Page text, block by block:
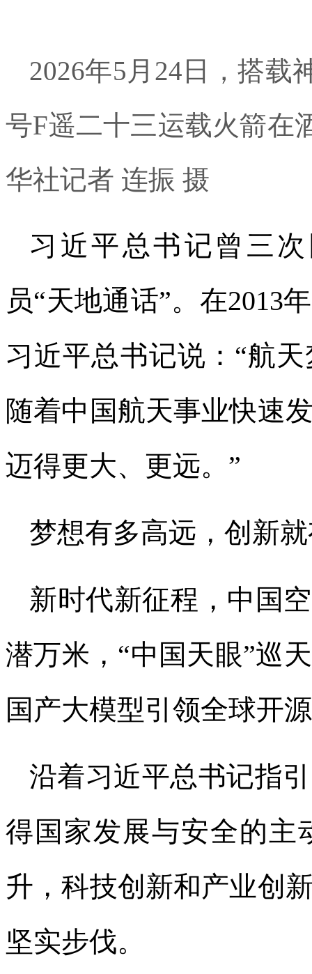
2026年5月24日，搭载
号F遥二十三运载火箭在
华社记者 连振 摄
习近平总书记曾三
员“天地通话”。在2013
习近平总书记说：“航
随着中国航天事业快速
迈得更大、更远。”
梦想有多高远，创新
新时代新征程，中国
潜万米，“中国天眼”巡
国产大模型引领全球开
沿着习近平总书记指
得国家发展与安全的主
升，科技创新和产业创
坚实步伐。